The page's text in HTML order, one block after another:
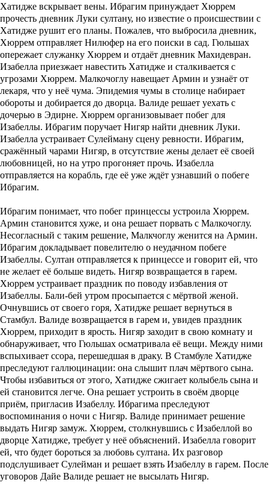
Хатидже вскрывает вены. Ибрагим принуждает Хюррем
прочесть дневник Луки султану, но известие о происшествии с
Хатидже рушит его планы. Пожалев, что выбросила дневник,
Хюррем отправляет Нилюфер на его поиски в сад. Гюльшах
опережает служанку Хюррем и отдаёт дневник Махидевран.
Изабелла приезжает навестить Хатидже и сталкивается с
угрозами Хюррем. Малкочоглу навещает Армин и узнаёт от
лекаря, что у неё чума. Эпидемия чумы в столице набирает
обороты и добирается до дворца. Валиде решает уехать с
дочерью в Эдирне. Хюррем организовывает побег для
Изабеллы. Ибрагим поручает Нигяр найти дневник Луки.
Изабелла устраивает Сулейману сцену ревности. Ибрагим,
сражённый чарами Нигяр, в отсутствие жены делает её своей
любовницей, но на утро прогоняет прочь. Изабелла
отправляется на корабль, где её уже ждёт узнавший о побеге
Ибрагим.
Ибрагим понимает, что побег принцессы устроила Хюррем.
Армин становится хуже, и она решает порвать с Малкочоглу.
Несогласный с таким решение, Малкчоглу женится на Армин.
Ибрагим докладывает повелителю о неудачном побеге
Изабеллы. Султан отправляется к принцессе и говорит ей, что
не желает её больше видеть. Нигяр возвращается в гарем.
Хюррем устраивает праздник по поводу избавления от
Изабеллы. Бали-бей утром просыпается с мёртвой женой.
Очнувшись от своего горя, Хатидже решает вернуться в
Стамбул. Валиде возвращается в гарем и, увидев праздник
Хюррем, приходит в ярость. Нигяр заходит в свою комнату и
обнаруживает, что Гюльшах осматривала её вещи. Между ними
вспыхивает ссора, перешедшая в драку. В Стамбуле Хатидже
преследуют галлюцинации: она слышит плач мёртвого сына.
Чтобы избавиться от этого, Хатидже сжигает колыбель сына и
ей становится легче. Она решает устроить в своём дворце
приём, пригласив Изабеллу. Ибрагима преследуют
воспоминания о ночи с Нигяр. Валиде принимает решение
выдать Нигяр замуж. Хюррем, столкнувшись с Изабеллой во
дворце Хатидже, требует у неё объяснений. Изабелла говорит
ей, что будет бороться за любовь султана. Их разговор
подслушивает Сулейман и решает взять Изабеллу в гарем. После
уговоров Дайе Валиде решает не высылать Нигяр.